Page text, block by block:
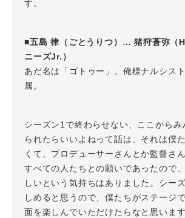
す。
■五島 律（ごとうりつ）… 猪狩蒼弥（
ニーズJr.）
あだ名は「ゴトゥー」。俺様ナルシス
属。
シーズン1で終わらせない、ここからみ
られたらいいよねって話は、それは僕
くて、プロデューサーさんとか監督さ
すべての人たちとの願いであったので
しいという気持ちはありました。シー
しめると思うので、僕たちがステージ
面を楽しんでいただけたらなと思います